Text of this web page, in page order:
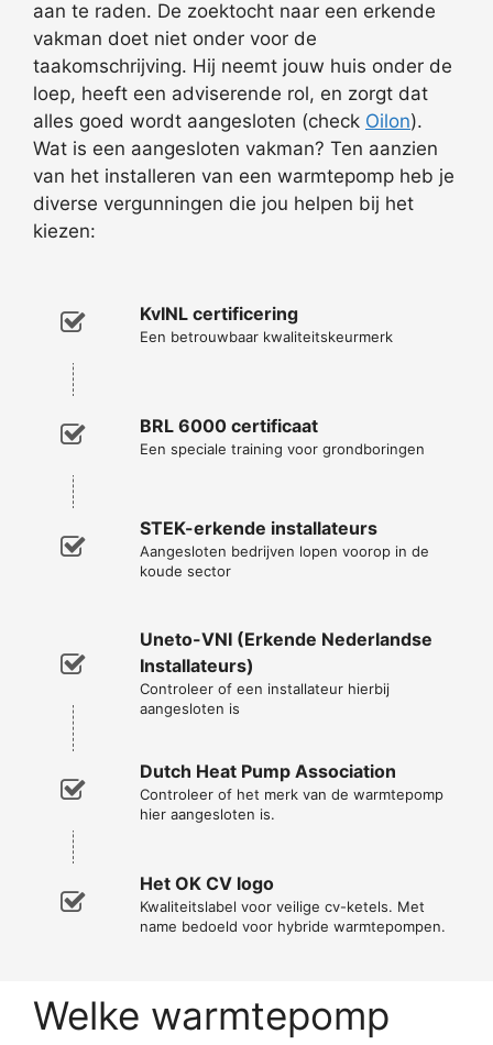
aan te raden. De zoektocht naar een erkende
vakman doet niet onder voor de
taakomschrijving. Hij neemt jouw huis onder de
loep, heeft een adviserende rol, en zorgt dat
alles goed wordt aangesloten (check Oilon).
Wat is een aangesloten vakman? Ten aanzien
van het installeren van een warmtepomp heb je
diverse vergunningen die jou helpen bij het
kiezen:
KvINL certificering
Een betrouwbaar kwaliteitskeurmerk
BRL 6000 certificaat
Een speciale training voor grondboringen
STEK-erkende installateurs
Aangesloten bedrijven lopen voorop in de
koude sector
Uneto-VNI (Erkende Nederlandse
Installateurs)
Controleer of een installateur hierbij
aangesloten is
Dutch Heat Pump Association
Controleer of het merk van de warmtepomp
hier aangesloten is.
Het OK CV logo
Kwaliteitslabel voor veilige cv-ketels. Met
name bedoeld voor hybride warmtepompen.
Welke warmtepomp